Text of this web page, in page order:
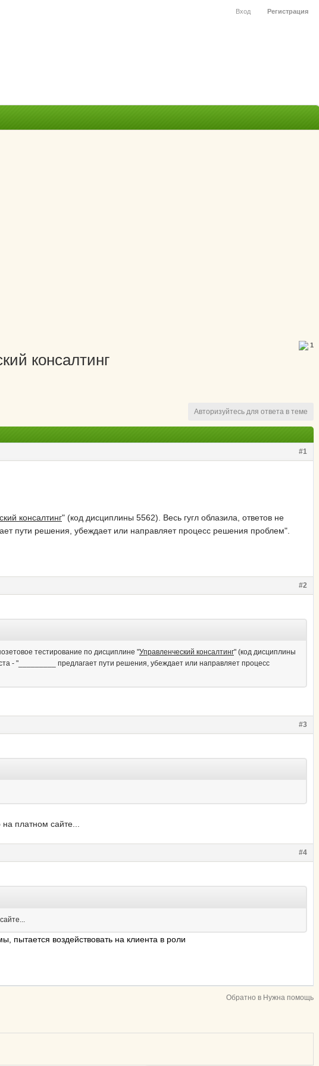
Вход Регистрация
1
консалтинг
Авторизуйтесь для ответа в теме
#1
консалтинг" (код дисциплины 5562). Весь гугл облазила, ответов не
пути решения, убеждает или направляет процесс решения проблем".
#2
тестирование по дисциплине "Управленческий консалтинг" (код дисциплины
- "_________ предлагает пути решения, убеждает или направляет процесс
#3
платном сайте...
#4
пытается воздействовать на клиента в роли
Обратно в Нужна помощь